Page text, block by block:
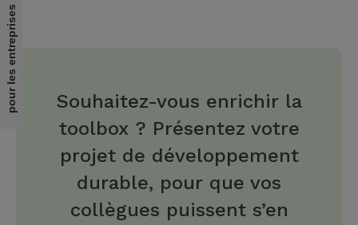
Souhaitez-vous enrichir la
toolbox ? Présentez votre
projet de développement
durable, pour que vos
collègues puissent s’en
pour les entreprises